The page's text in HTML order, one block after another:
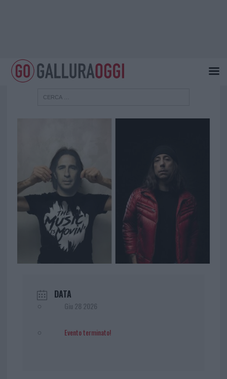
DATA
Giu 28 2026
Evento terminato!